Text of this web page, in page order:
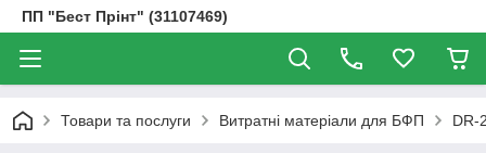
ПП "Бест Прінт" (31107469)
Товари та послуги Витратні матеріали для БФП DR-